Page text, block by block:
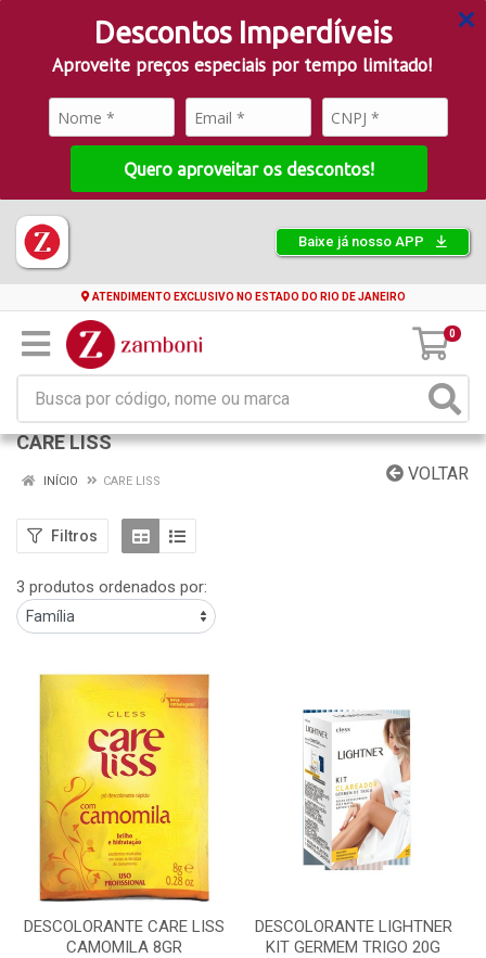
Descontos Imperdíveis
Aproveite preços especiais por tempo limitado!
Quero aproveitar os descontos!
Baixe já nosso APP
ATENDIMENTO EXCLUSIVO NO ESTADO DO RIO DE JANEIRO
0
CARE LISS
VOLTAR
INÍCIO CARE LISS
Filtros
3 produtos ordenados por:
DESCOLORANTE CARE LISS
CAMOMILA 8GR
DESCOLORANTE LIGHTNER
KIT GERMEM TRIGO 20G